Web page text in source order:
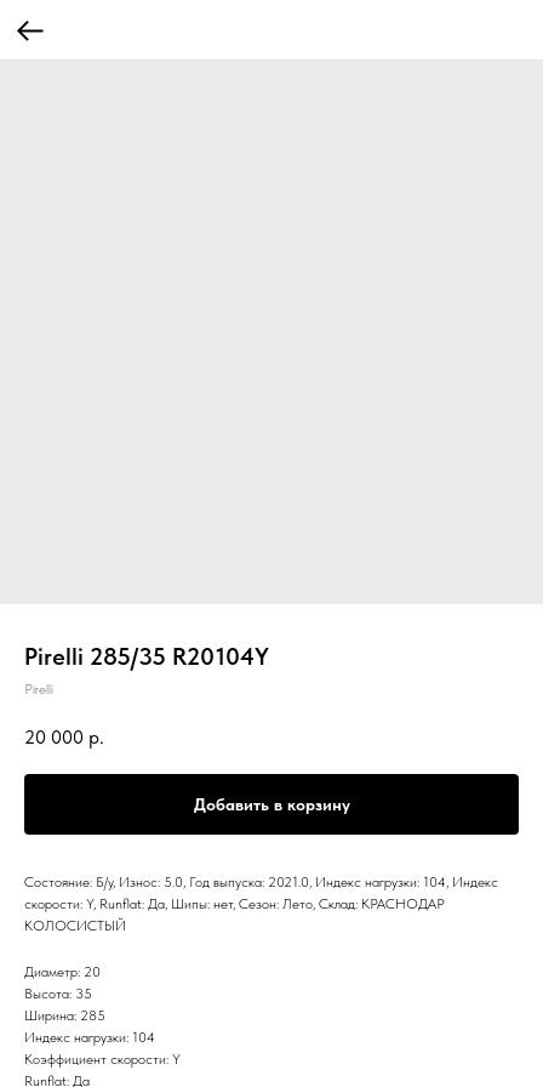
Pirelli 285/35 R20104Y
Pirelli
20 000 р.
Добавить в корзину
Состояние: Б/у, Износ: 5.0, Год выпуска: 2021.0, Индекс нагрузки: 104, Индекс
скорости: Y, Runflat: Да, Шипы: нет, Сезон: Лето, Склад: КРАСНОДАР
КОЛОСИСТЫЙ
Диаметр: 20
Высота: 35
Ширина: 285
Индекс нагрузки: 104
Коэффициент скорости: Y
Runflat: Да